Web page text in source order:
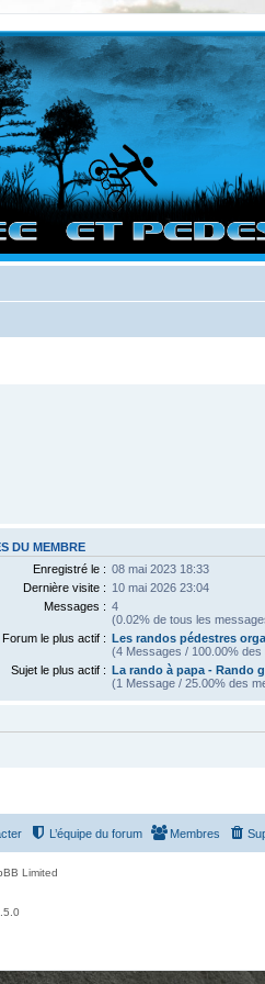
DU MEMBRE
Enregistré le : 08 mai 2023 18:33
Dernière visite : 10 mai 2026 23:04
Messages : 4
(0.02% de tous les
Forum le plus actif : Les randos pédestres
(4 Messages / 100.00%
Sujet le plus actif : La rando à papa - Rando
(1 Message / 25.00% des
Membres
L’équipe du forum
Limited